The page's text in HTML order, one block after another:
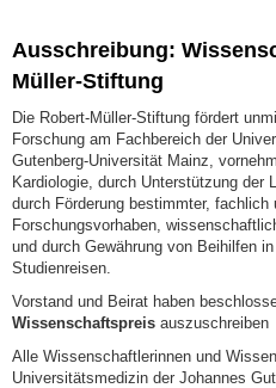
Ausschreibung:
Müller-Stiftung
Die Robert-Müller-Stiftung fördert
Forschung am Fachbereich der
Gutenberg-Universität Mainz,
Kardiologie, durch Unterstützung der
durch Förderung bestimmter, fachlich
Forschungsvorhaben,
und durch Gewährung von Beihilfen
Studienreisen.
Vorstand und Beirat haben
Wissenschaftspreis auszuschreiben
Alle Wissenschaftlerinnen und
Universitätsmedizin der Johannes